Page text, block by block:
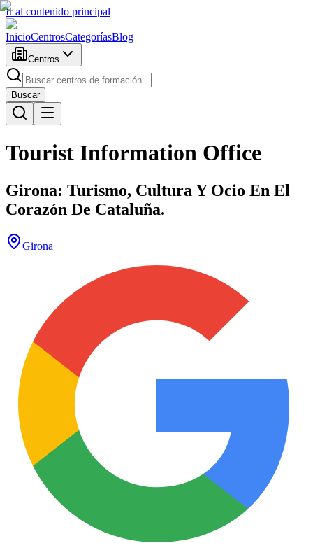
Ir al contenido principal
InicioCentrosCategoríasBlog
Centros
Buscar
Tourist Information Office
Girona: Turismo, Cultura Y Ocio En El
Corazón De Cataluña.
Girona